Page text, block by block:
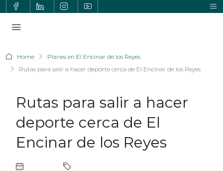
Home
Planes en El Encinar de los Reyes
Rutas para salir a hacer deporte cerca de El Encinar de los Reyes
Rutas para salir a hacer
deporte cerca de El
Encinar de los Reyes